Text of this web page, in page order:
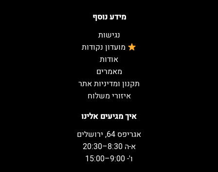
איך מגיעים אלינו
אגריפס 64, ירושלים
א-ה 8:30–20:30
ו'- 9:00–15:00
מידע נוסף
נגישות
מועדון נקודות
אודות
מאמרים
תקנון ומדיניות אתר
איזורי משלוח